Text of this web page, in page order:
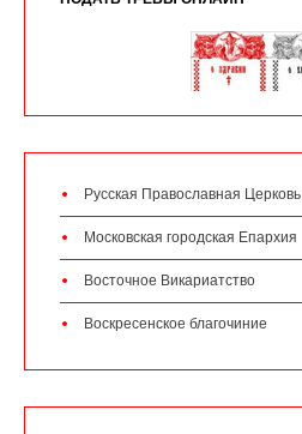
Русская Православная Церковь
Московская городская Епархия
Восточное Викариатство
Воскресенское благочиние